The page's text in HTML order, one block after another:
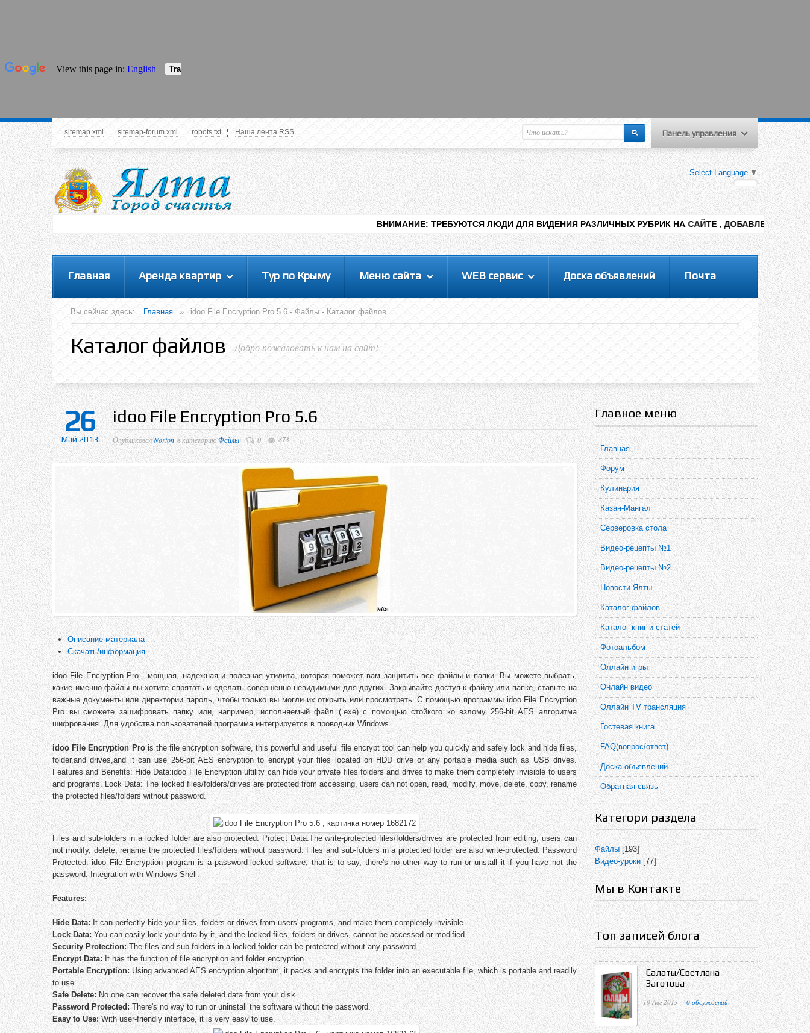
У вас нет прав просматривать данное меню,
пожалуйста, войдите на сайт под своим
логином или зарегестрируйтесь! Это позволит
вам пользоваться всеми функциями нашего
Здравствуйте уважаемыйГость. Чтобы
пользоваться данной панелью
управления, вам необходимо
авторизоваться на сайте под своим
логином, либо пройти регистрацию.
Меню пользователя
Вход на сайт
Регистрация
Панель управления
sitemap.xml sitemap-forum.xml robots.txt Наша лента RSS
Select Language ▼
ВНИМАНИЕ: ТРЕБУЮТСЯ ЛЮДИ ДЛЯ ВИДЕНИЯ РАЗЛИЧНЫХ РУБРИК НА САЙТЕ , ДОБАВЛЕНИЯ КОНТЕНТА
Главная Аренда квартир Тур по Крыму Меню сайта WEB сервис Доска объявлений Почта
Вы сейчас здесь: Главная » idoo File Encryption Pro 5.6 - Файлы - Каталог файлов
Каталог файлов Добро пожаловать к нам на сайт!
26
Май 2013
idoo File Encryption Pro 5.6
ОпубликовалNorton в категориюФайлы 0 873
Описание материала
Скачать/информация
idoo File Encryption Pro - мощная, надежная и полезная утилита, которая поможет вам защитить все файлы и папки. Вы можете выбрать,
какие именно файлы вы хотите спрятать и сделать совершенно невидимыми для других. Закрывайте доступ к файлу или папке, ставьте на
важные документы или директории пароль, чтобы только вы могли их открыть или просмотреть. С помощью программы idoo File Encryption
Pro вы сможете зашифровать папку или, например, исполняемый файл (.exe) с помощью стойкого ко взлому 256-bit AES алгоритма
шифрования. Для удобства пользователей программа интегрируется в проводник Windows.
idoo File Encryption Prois the file encryption software, this powerful and useful file encrypt tool can help you quickly and safely lock and hide files,
folder,and drives,and it can use 256-bit AES encryption to encrypt your files located on HDD drive or any portable media such as USB drives.
Features and Benefits: Hide Data:idoo File Encryption ultility can hide your private files folders and drives to make them completely invisible to users
and programs. Lock Data: The locked files/folders/drives are protected from accessing, users can not open, read, modify, move, delete, copy, rename
the protected files/folders without password.
Files and sub-folders in a locked folder are also protected. Protect Data:The write-protected files/folders/drives are protected from editing, users can
not modify, delete, rename the protected files/folders without password. Files and sub-folders in a protected folder are also write-protected. Password
Protected: idoo File Encryption program is a password-locked software, that is to say, there's no other way to run or unstall it if you have not the
password. Integration with Windows Shell.
Features:
Hide Data:It can perfectly hide your files, folders or drives from users' programs, and make them completely invisible.
Lock Data:You can easily lock your data by it, and the locked files, folders or drives, cannot be accessed or modified.
Security Protection:The files and sub-folders in a locked folder can be protected without any password.
Encrypt Data: It has the function of file encryption and folder encryption.
Portable Encryption: Using advanced AES encryption algorithm, it packs and encrypts the folder into an executable file, which is portable and readily
to use.
Safe Delete:No one can recover the safe deleted data from your disk.
Password Protected:There's no way to run or uninstall the software without the password.
Easy to Use:With user-friendly interface, it is very easy to use.
Главное меню
Главная
Форум
Кулинария
Казан-Мангал
Серверовка стола
Видео-рецепты №1
Видео-рецепты №2
Новости Ялты
Каталог файлов
Каталог книг и статей
Фотоальбом
Оллайн игры
Онлайн видео
Оллайн TV трансляция
Гостевая книга
FAQ(вопрос/ответ)
Доска объявлений
Обратная связь
Категори раздела
Файлы [193]
Видео-уроки [77]
Мы в Контакте
Топ записей блога
Салаты/Светлана
Заготова
10 Авг 2013 · 0 обсуждений